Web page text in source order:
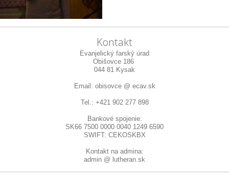
Kontakt
Evanjelický farský úrad
Obišovce 186
044 81 Kysak
Email: obisovce @ ecav.sk
Tel.: +421 902 277 898
Bankové spojenie:
SK66 7500 0000 0040 1249 6590
SWIFT: CEKOSKBX
Kontakt na admina:
admin @ lutheran.sk